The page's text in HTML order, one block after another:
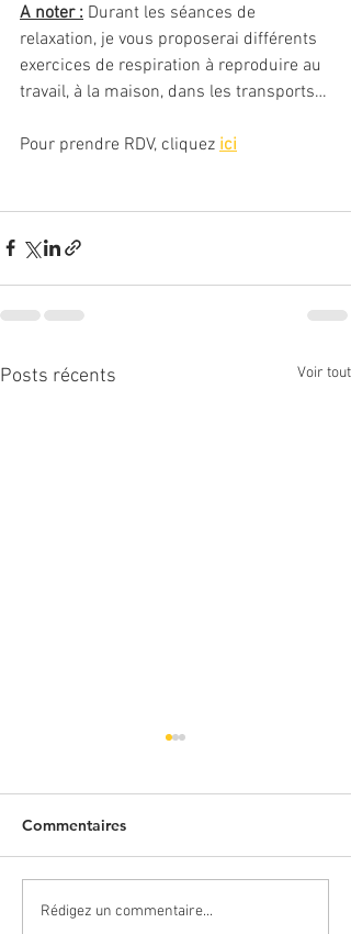
A noter : Durant les séances de
relaxation, je vous proposerai différents
exercices de respiration à reproduire au
travail, à la maison, dans les transports…
Pour prendre RDV, cliquez ici
Posts récents Voir tout
[PREPARATION
Commentaires
Rédigez un commentaire...